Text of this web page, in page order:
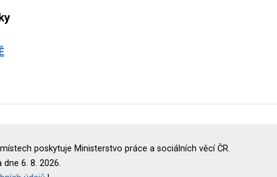
poskytuje Ministerstvo práce a sociálních věcí ČR.
6. 8. 2026.